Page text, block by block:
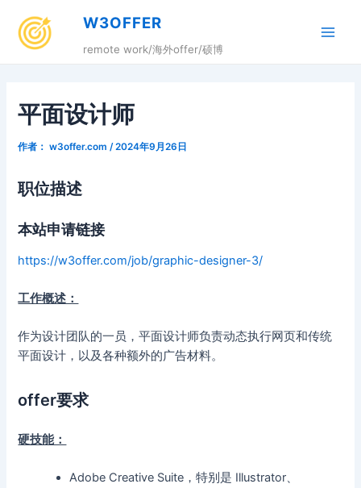
W3OFFER
remote work/海外offer/硕博
平面设计师
作者： w3offer.com /2024年9月26日
职位描述
本站申请链接
https://w3offer.com/job/graphic-designer-3/
工作概述：
作为设计团队的一员，平面设计师负责动态执行网页和传统
平面设计，以及各种额外的广告材料。
offer要求
硬技能：
Adobe Creative Suite，特别是 Illustrator、